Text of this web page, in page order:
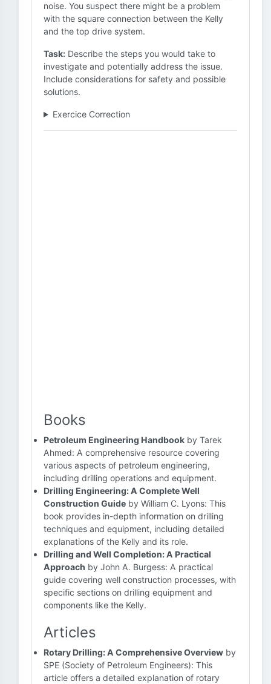
noise. You suspect there might be a problem
with the square connection between the Kelly
and the top drive system.
Task: Describe the steps you would take to
investigate and potentially address the issue.
Include considerations for safety and possible
solutions.
Exercice Correction
Books
Petroleum Engineering Handbook by Tarek
Ahmed: A comprehensive resource covering
various aspects of petroleum engineering,
including drilling operations and equipment.
Drilling Engineering: A Complete Well
Construction Guide by William C. Lyons: This
book provides in-depth information on drilling
techniques and equipment, including detailed
explanations of the Kelly and its role.
Drilling and Well Completion: A Practical
Approach by John A. Burgess: A practical
guide covering well construction processes, with
specific sections on drilling equipment and
components like the Kelly.
Articles
Rotary Drilling: A Comprehensive Overview by
SPE (Society of Petroleum Engineers): This
article offers a detailed explanation of rotary